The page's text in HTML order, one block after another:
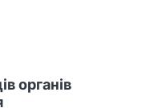
органів